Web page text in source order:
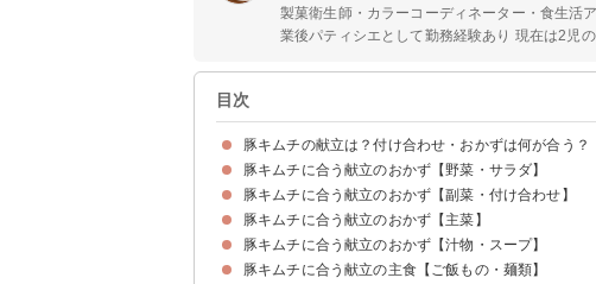
製菓衛生師・カラーコーディネーター・食生活
業後パティシエとして勤務経験あり 現在は2児
目次
豚キムチの献立は？付け合わせ・おかずは何が合う？
豚キムチに合う献立のおかず【野菜・サラダ】
①ポテトサラダ
②チョレギサラダ
③シーザーサラダ
④冷やしトマト
⑤大根サラダ
豚キムチに合う献立のおかず【副菜・付け合わせ】
①きゅうりの酢の物
②にんじんともやしのナムル
③塩昆布とねぎの冷奴
④じゃがいもとオリーブのパクチー炒め
⑤なすと大葉のさっぱり和え
⑥キャベツとひじきのツナマヨ和え
⑦彩り野菜のソテー
豚キムチに合う献立のおかず【主菜】
①エビフライ
②カニクリームコロッケ
③肉じゃが
④春巻き
⑤いんげんとにんじんの甘辛チキンロール
豚キムチに合う献立のおかず【汁物・スープ】
①卵スープ
②コンソメスープ
③わかめスープ
④味噌汁
豚キムチに合う献立の主食【ご飯もの・麺類】